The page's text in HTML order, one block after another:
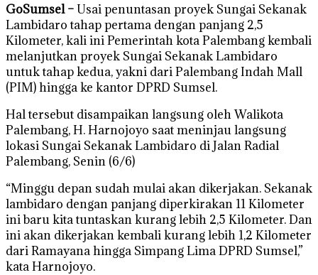
GoSumsel –Usai penuntasan proyek Sungai Sekanak
Lambidaro tahap pertama dengan panjang 2,5
Kilometer, kali ini Pemerintah kota Palembang kembali
melanjutkan proyek Sungai Sekanak Lambidaro
untuk tahap kedua, yakni dari Palembang Indah Mall
(PIM) hingga ke kantor DPRD Sumsel.
Hal tersebut disampaikan langsung oleh Walikota
Palembang, H. Harnojoyo saat meninjau langsung
lokasi Sungai Sekanak Lambidaro di Jalan Radial
Palembang, Senin (6/6)
“Minggu depan sudah mulai akan dikerjakan. Sekanak
lambidaro dengan panjang diperkirakan 11 Kilometer
ini baru kita tuntaskan kurang lebih 2,5 Kilometer. Dan
ini akan dikerjakan kembali kurang lebih 1,2 Kilometer
dari Ramayana hingga Simpang Lima DPRD Sumsel,”
kata Harnojoyo.